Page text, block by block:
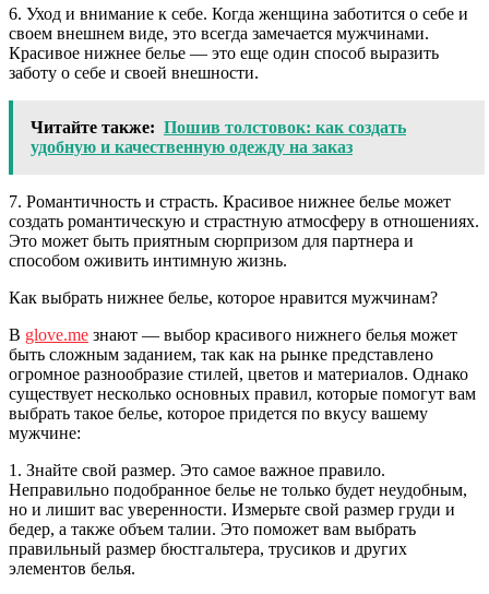
6. Уход и внимание к себе. Когда женщина заботится о себе и
своем внешнем виде, это всегда замечается мужчинами.
Красивое нижнее белье — это еще один способ выразить
заботу о себе и своей внешности.
Читайте также: Пошив толстовок: как создать
удобную и качественную одежду на заказ
7. Романтичность и страсть. Красивое нижнее белье может
создать романтическую и страстную атмосферу в отношениях.
Это может быть приятным сюрпризом для партнера и
способом оживить интимную жизнь.
Как выбрать нижнее белье, которое нравится мужчинам?
В glove.me знают — выбор красивого нижнего белья может
быть сложным заданием, так как на рынке представлено
огромное разнообразие стилей, цветов и материалов. Однако
существует несколько основных правил, которые помогут вам
выбрать такое белье, которое придется по вкусу вашему
мужчине:
1. Знайте свой размер. Это самое важное правило.
Неправильно подобранное белье не только будет неудобным,
но и лишит вас уверенности. Измерьте свой размер груди и
бедер, а также объем талии. Это поможет вам выбрать
правильный размер бюстгальтера, трусиков и других
элементов белья.